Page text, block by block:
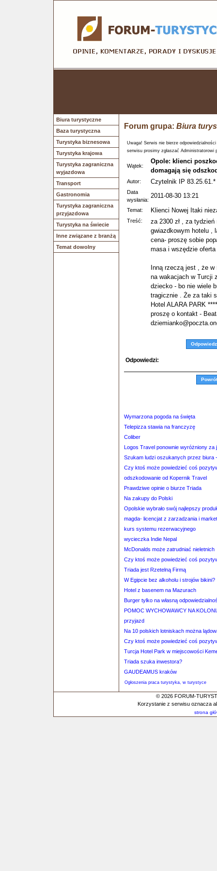
Biura turystyczne
Baza turystyczna
Turystyka biznesowa
Turystyka krajowa
Turystyka zagraniczna
wyjazdowa
Transport
Gastronomia
Turystyka zagraniczna
przyjazdowa
Turystyka na świecie
Inne związane z branżą
Temat dowolny
Forum grupa: Biura
Uwaga! Serwis nie bierze
serwisu prosimy zgłaszać Administratorowi
Wątek:
Opole: klienci
domagają się
Autor: Czytelnik IP 83.25.61.*
Data
wysłania:
2011-08-30 13:21
Temat: Klienci Nowej Itaki
Treść:
za 2300 zł , za
gwiazdkowym hotelu ,
cena- proszę sobie
masa i wszędzie
Inną rzeczą jest , że
na wakacjach w Turcji
dziecko - bo nie wiele
tragicznie . Że za taki
Hotel ALARA PARK
proszę o kontakt -
Odpowiedz
Odpowiedzi:
Wymarzona pogoda na święta
Telepizza stawia na franczyzę
Coliber
Logos Travel ponownie wyróżniony za
Szukam ludzi oszukanych przez biura
Czy ktoś może powiedzieć coś
odszkodowanie od Kopernik Travel
Prawdziwe opinie o biurze Triada
Na zakupy do Polski
Opolskie wybrało swój najlepszy
magda- licencjat z zarzadzania i
kurs systemu rezerwacyjnego
wycieczka Indie Nepal
McDonalds może zatrudniać nieletnich
Czy ktoś może powiedzieć coś
Triada jest Rzetelną Firmą
W Egipcie bez alkoholu i strojów bikini?
Hotel z basenem na Mazurach
Burger tylko na własną
POMOC WYCHOWAWCY NA
przyjazd
Na 10 polskich lotniskach można
Czy ktoś może powiedzieć coś
Turcja Hotel Park w miejscowości
Triada szuka inwestora?
GAUDEAMUS kraków
Ogłoszenia praca turystyka, w turystyce
© 2026 FORUM-
Korzystanie z serwisu oznacza
strona